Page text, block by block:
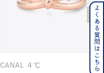
CANAL ４℃ よくある質問はこちら